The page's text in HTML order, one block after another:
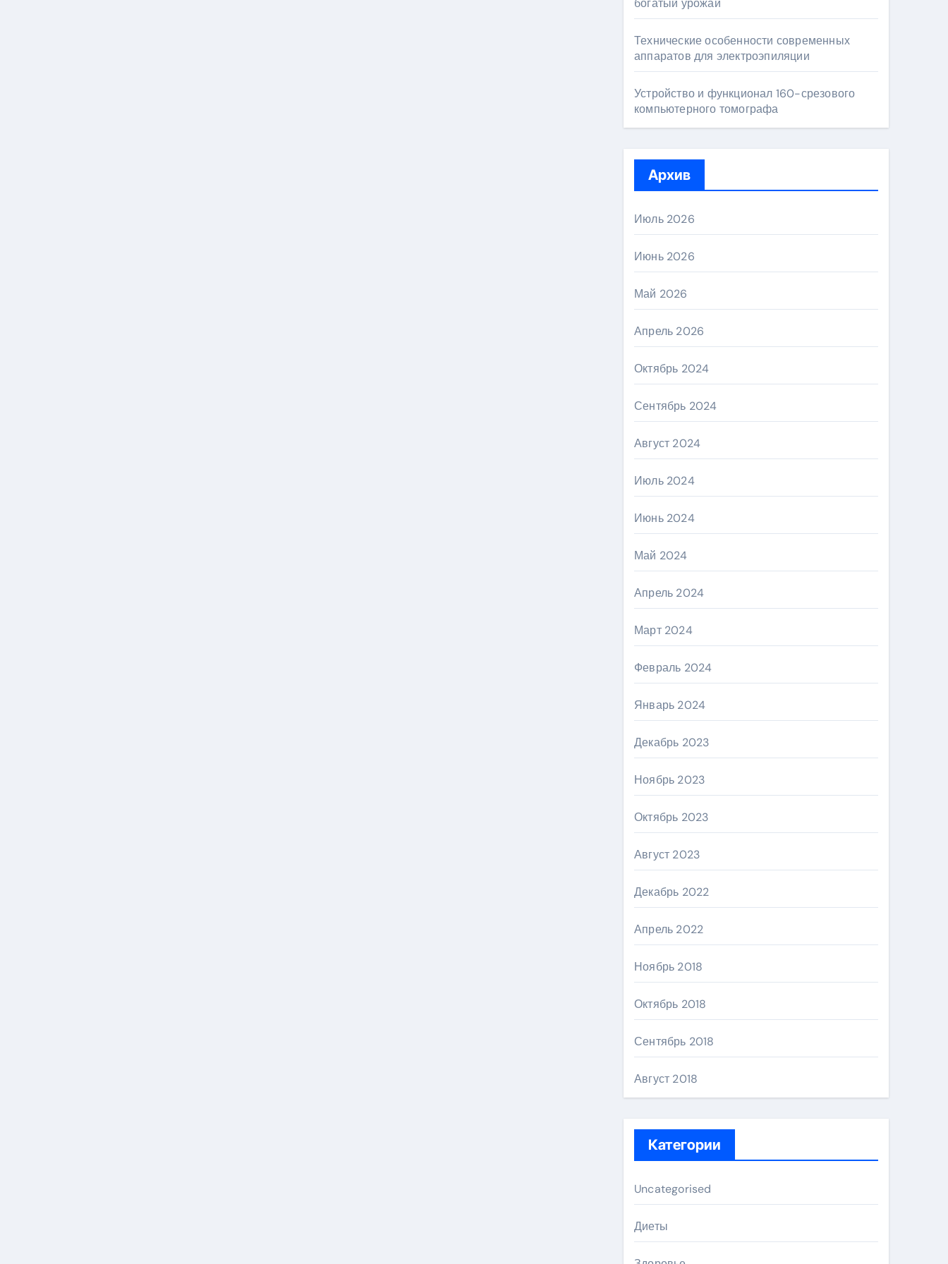
богатый урожай
Технические особенности современных
аппаратов для электроэпиляции
Устройство и функционал 160-срезового
компьютерного томографа
Архив
Июль 2026
Июнь 2026
Май 2026
Апрель 2026
Октябрь 2024
Сентябрь 2024
Август 2024
Июль 2024
Июнь 2024
Май 2024
Апрель 2024
Март 2024
Февраль 2024
Январь 2024
Декабрь 2023
Ноябрь 2023
Октябрь 2023
Август 2023
Декабрь 2022
Апрель 2022
Ноябрь 2018
Октябрь 2018
Сентябрь 2018
Август 2018
Категории
Uncategorised
Диеты